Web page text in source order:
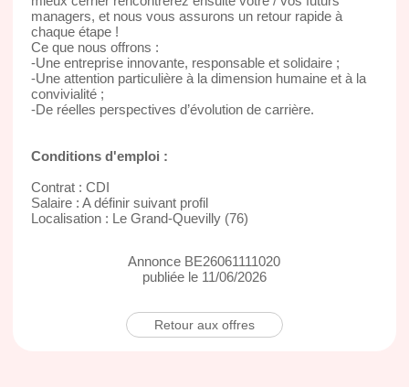
managers, et nous vous assurons un retour rapide à
chaque étape !
Ce que nous offrons :
-Une entreprise innovante, responsable et solidaire ;
-Une attention particulière à la dimension humaine et à la
convivialité ;
-De réelles perspectives d’évolution de carrière.
Conditions d'emploi :
Contrat : CDI
Salaire : A définir suivant profil
Localisation : Le Grand-Quevilly (76)
Annonce BE26061111020
publiée le 11/06/2026
Retour aux offres